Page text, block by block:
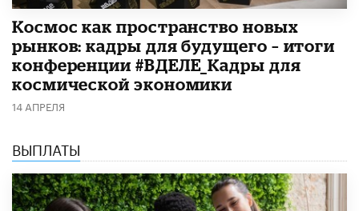
Космос как пространство новых
рынков: кадры для будущего – итоги
конференции #ВДЕЛЕ_Кадры для
космической экономики
14 АПРЕЛЯ
ВЫПЛАТЫ